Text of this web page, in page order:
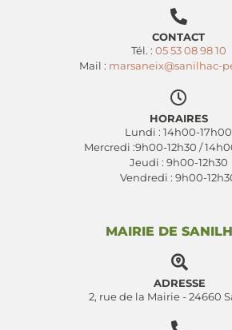
CONTACT
Tél. : 05 53 08 98 10
Mail : marsaneix@sanilhac-
HORAIRES
Lundi : 14h00-17h00
Mercredi :9h00-12h30 /
Jeudi : 9h00-12h30
Vendredi : 9h00-
MAIRIE DE
ADRESSE
2, rue de la Mairie - 24660